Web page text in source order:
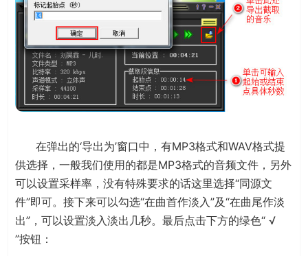
在弹出的‘导出为’窗口中，有MP3格式和WAV格式提
供选择，一般我们使用的都是MP3格式的音频文件，另外
可以设置采样率，没有特殊要求的话这里选择“同源文
件”即可。接下来可以勾选“在曲首作淡入”及“在曲尾作淡
出”，可以设置淡入淡出几秒。最后点击下方的绿色“ √
”按钮：